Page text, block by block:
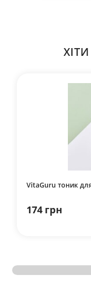
VitaGuru тоник
174 грн